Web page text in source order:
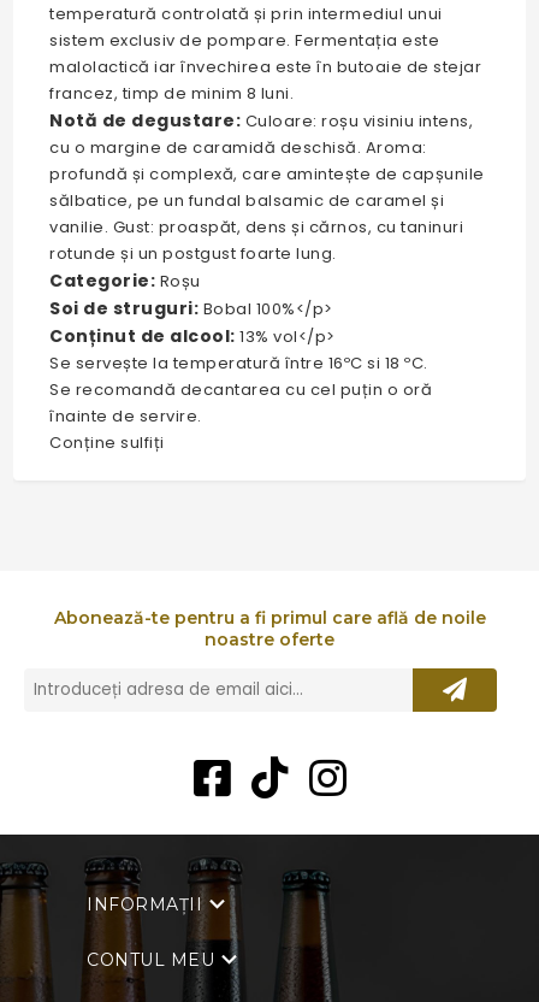
temperatură controlată și prin intermediul unui
sistem exclusiv de pompare. Fermentația este
malolactică iar învechirea este în butoaie de stejar
francez, timp de minim 8 luni.
Notă de degustare: Culoare: roșu visiniu intens,
cu o margine de caramidă deschisă. Aroma:
profundă și complexă, care amintește de capșunile
sălbatice, pe un fundal balsamic de caramel și
vanilie. Gust: proaspăt, dens și cărnos, cu taninuri
rotunde și un postgust foarte lung.
Categorie: Roșu
Soi de struguri: Bobal 100%</p>
Conținut de alcool: 13% vol</p>
Se servește la temperatură între 16ºC si 18 ºC.
Se recomandă decantarea cu cel puțin o oră
înainte de servire.
Conține sulfiți
Abonează-te pentru a fi primul care află de noile
noastre oferte
INFORMAȚII
CONTUL MEU